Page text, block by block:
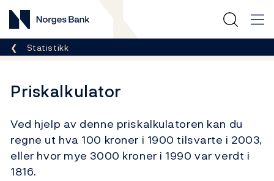
Norges Bank
Her er du nå:
Statistikk
Priskalkulator
Ved hjelp av denne priskalkulatoren kan du
regne ut hva 100 kroner i 1900 tilsvarte i 2003,
eller hvor mye 3000 kroner i 1990 var verdt i
1816.